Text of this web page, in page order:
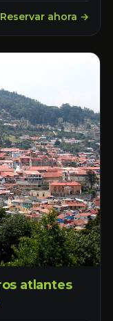
Reservar ahora →
atlantes